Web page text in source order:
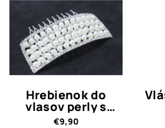
Hrebienok do
vlasov perly s
kamienkami
€9,90